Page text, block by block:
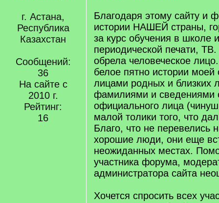
г. Астана,
Республика
Казахстан
Сообщений:
36
На сайте с
2010 г.
Рейтинг:
16
Благодаря этому сайту и
истории НАШЕЙ страны,
за курс обучения в школе
периодической печати,
обрела человеческое
белое пятно истории моей
лицами родных и близких
фамилиями и сведениями
официального лица
малой толики того, что
Благо, что не перевелись
хорошие люди, они еще
неожиданных местах.
участника форума,
администратора сайта
Хочется спросить всех